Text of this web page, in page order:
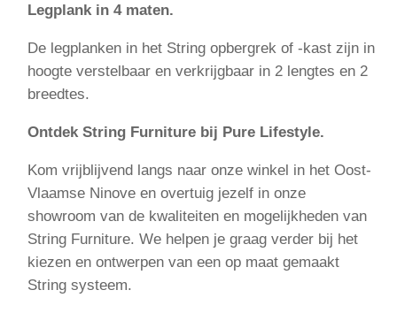
Legplank in 4 maten.
De legplanken in het String opbergrek of -kast zijn in
hoogte verstelbaar en verkrijgbaar in 2 lengtes en 2
breedtes.
Ontdek String Furniture bij Pure Lifestyle.
Kom vrijblijvend langs naar onze winkel in het Oost-
Vlaamse Ninove en overtuig jezelf in onze
showroom van de kwaliteiten en mogelijkheden van
String Furniture. We helpen je graag verder bij het
kiezen en ontwerpen van een op maat gemaakt
String systeem.